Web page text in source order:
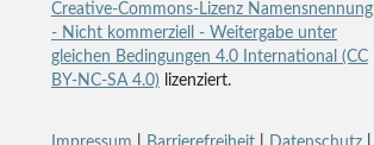
Creative-Commons-Lizenz Namensnennung
- Nicht kommerziell - Weitergabe unter
gleichen Bedingungen 4.0 International (CC
BY-NC-SA 4.0) lizenziert.